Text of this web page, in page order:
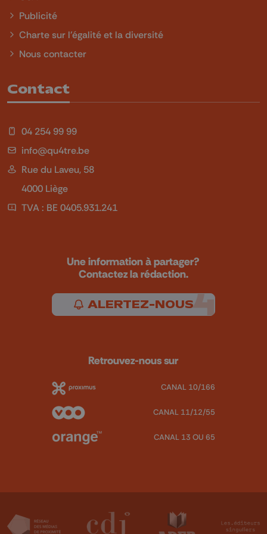
Publicité
Charte sur l'égalité et la diversité
Nous contacter
Contact
04 254 99 99
info@qu4tre.be
Rue du Laveu, 58
4000 Liège
TVA : BE 0405.931.241
Une information à partager?
Contactez la rédaction.
ALERTEZ-NOUS
Retrouvez-nous sur
CANAL 10/166
CANAL 11/12/55
CANAL 13 OU 65